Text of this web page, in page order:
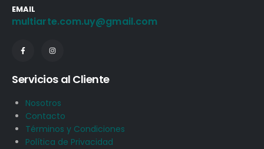
EMAIL
multiarte.com.uy@gmail.com
Servicios al Cliente
Nosotros
Contacto
Términos y Condiciones
Política de Privacidad